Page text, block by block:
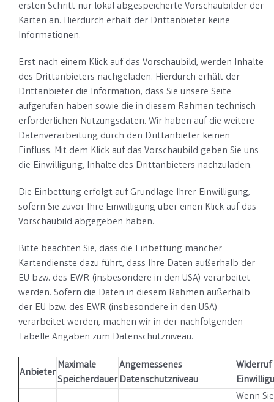
ersten Schritt nur lokal abgespeicherte Vorschaubilder der
Karten an. Hierdurch erhält der Drittanbieter keine
Informationen.
Erst nach einem Klick auf das Vorschaubild, werden Inhalte
des Drittanbieters nachgeladen. Hierdurch erhält der
Drittanbieter die Information, dass Sie unsere Seite
aufgerufen haben sowie die in diesem Rahmen technisch
erforderlichen Nutzungsdaten. Wir haben auf die weitere
Datenverarbeitung durch den Drittanbieter keinen
Einfluss. Mit dem Klick auf das Vorschaubild geben Sie uns
die Einwilligung, Inhalte des Drittanbieters nachzuladen.
Die Einbettung erfolgt auf Grundlage Ihrer Einwilligung,
sofern Sie zuvor Ihre Einwilligung über einen Klick auf das
Vorschaubild abgegeben haben.
Bitte beachten Sie, dass die Einbettung mancher
Kartendienste dazu führt, dass Ihre Daten außerhalb der
EU bzw. des EWR (insbesondere in den USA) verarbeitet
werden. Sofern die Daten in diesem Rahmen außerhalb
der EU bzw. des EWR (insbesondere in den USA)
verarbeitet werden, machen wir in der nachfolgenden
Tabelle Angaben zum Datenschutzniveau.
Anbieter
Maximale
Speicherdauer
Angemessenes
Datenschutzniveau
Widerruf
Wenn